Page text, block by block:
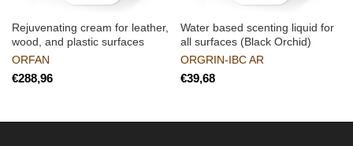
Rejuvenating cream for leather,
wood, and plastic surfaces
ORFAN
€
Water based scenting liquid for
all surfaces (Black Orchid)
ORGRIN-IBC AR
€